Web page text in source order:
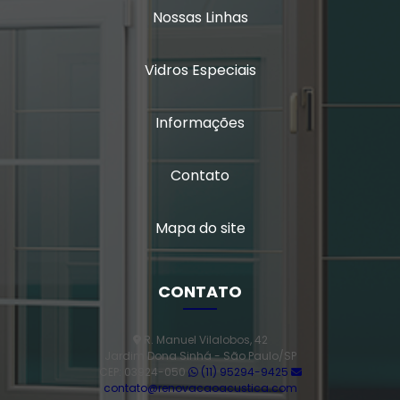
Janela vidro quádruplo
Janela de vidro triplo em sp
Janelas para conforto acústico
Persiana horizontal entre vidros
Porta de alto padrão
Porta de alumínio alto padrão
Nossas Linhas
Vidros Especiais
Informações
Contato
Mapa do site
CONTATO
R. Manuel Vilalobos, 42
Jardim Dona Sinhá - São Paulo/SP
CEP: 03924-050
(11) 95294-9425
contato@renovacaoacustica.com